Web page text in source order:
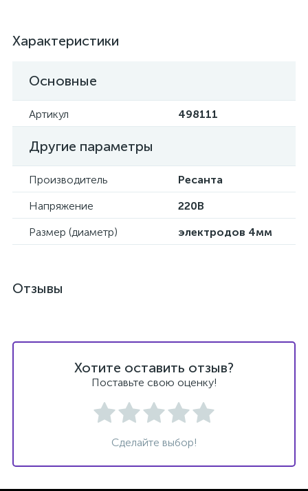
Характеристики
Основные
Артикул 498111
Другие параметры
Производитель
Ресанта
Напряжение
220В
Размер (диаметр)
электродов 4мм
Отзывы
Хотите оставить отзыв?
Поставьте свою оценку!
Сделайте выбор!